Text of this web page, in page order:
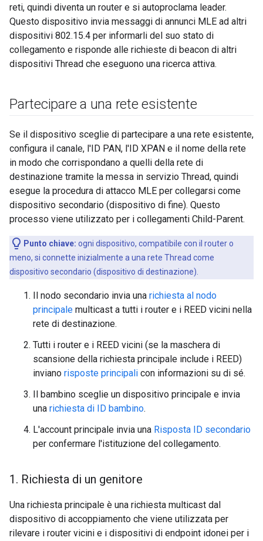
reti, quindi diventa un router e si autoproclama leader.
Questo dispositivo invia messaggi di annunci MLE ad altri
dispositivi 802.15.4 per informarli del suo stato di
collegamento e risponde alle richieste di beacon di altri
dispositivi Thread che eseguono una ricerca attiva.
Partecipare a una rete esistente
Se il dispositivo sceglie di partecipare a una rete esistente,
configura il canale, l'ID PAN, l'ID XPAN e il nome della rete
in modo che corrispondano a quelli della rete di
destinazione tramite la messa in servizio Thread, quindi
esegue la procedura di attacco MLE per collegarsi come
dispositivo secondario (dispositivo di fine). Questo
processo viene utilizzato per i collegamenti Child-Parent.
Punto chiave: ogni dispositivo, compatibile con il router o
meno, si connette inizialmente a una rete Thread come
dispositivo secondario (dispositivo di destinazione).
Il nodo secondario invia una richiesta al nodo
principale multicast a tutti i router e i REED vicini nella
rete di destinazione.
Tutti i router e i REED vicini (se la maschera di
scansione della richiesta principale include i REED)
inviano risposte principali con informazioni su di sé.
Il bambino sceglie un dispositivo principale e invia
una richiesta di ID bambino.
L'account principale invia una Risposta ID secondario
per confermare l'istituzione del collegamento.
1 . Richiesta di un genitore
Una richiesta principale è una richiesta multicast dal
dispositivo di accoppiamento che viene utilizzata per
rilevare i router vicini e i dispositivi di endpoint idonei per i